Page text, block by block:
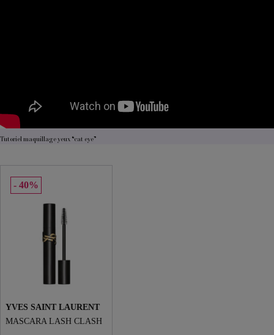
Tutoriel maquillage yeux “cat eye”
YVES SAINT LAURENT
MASCARA LASH CLASH
40%